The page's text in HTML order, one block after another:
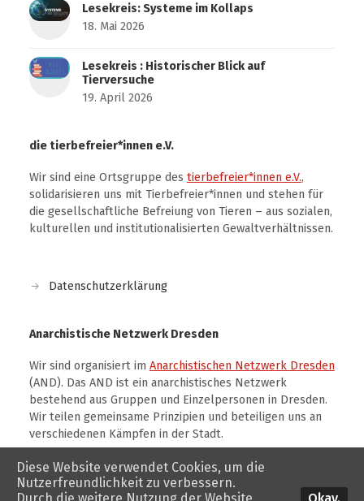
Lesekreis: Systeme im Kollaps
18. Mai 2026
Lesekreis : Historischer Blick auf
Tierversuche
19. April 2026
die tierbefreier*innen e.V.
Wir sind eine Ortsgruppe des tierbefreier*innen e.V.,
solidarisieren uns mit Tierbefreier*innen und stehen für
die gesellschaftliche Befreiung von Tieren – aus sozialen,
kulturellen und institutionalisierten Gewaltverhältnissen.
Datenschutzerklärung
Anarchistische Netzwerk Dresden
Wir sind organisiert im Anarchistischen Netzwerk Dresden
(AND). Das AND ist ein anarchistisches Netzwerk
bestehend aus Gruppen und Einzelpersonen in Dresden.
Wir teilen gemeinsame Prinzipien und beteiligen uns an
verschiedenen Kämpfen in der Stadt.
Diese Website verwendet Cookies, um die
Nutzerfreundlichkeit zu verbessern.
Okay.